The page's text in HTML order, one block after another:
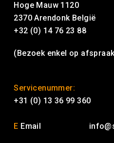
Hoge Mauw 1120
2370 Arendonk België
+32 (0) 14 76 23 88
(Bezoek enkel op
Servicenummer:
+31 (0) 13 36 99 360
E Email